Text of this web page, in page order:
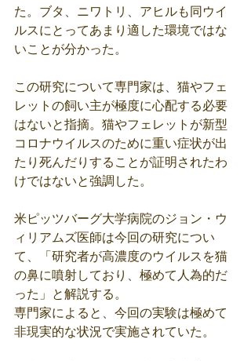
た。ブタ、ニワトリ、アヒルも同ウイ
ルスにとってあまり適した環境ではな
いことが分かった。
この研究について専門家は、猫やフェ
レットの飼い主が極度に心配する必要
はないと指摘。猫やフェレットが新型
コロナウイルスのために重い症状が出
たり死んだりすることが証明されたわ
けではないと強調した。
米ピッツバーグ大学病院のジョン・ウ
ィリアムズ医師は今回の研究につい
て、「研究者が高濃度のウイルスを猫
の鼻に噴射しており、極めて人為的だ
った」と解説する。
専門家によると、今回の実験は極めて
非現実的な状況で実施されていた。